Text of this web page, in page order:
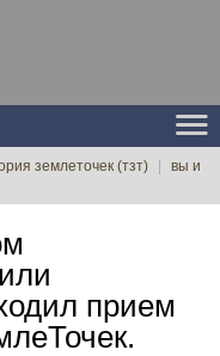
землеточек (тзт)
вы и
прием